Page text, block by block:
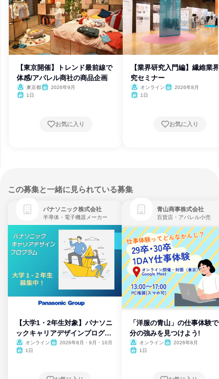
【東京開催】トレンド最前線で
体感/アパレル商社の商品企画
東京都
2026年9月
1日
お気に入り
【業界研究入門編】繊維業
究セミナー
オンライン
2026年8月
1日
お気に入り
この募集と一緒に見られている募集
パナソニック株式会社
半導体・電子機器メーカー
【大学1・2年生対象】パナソニ
ックキャリアデザインプログラ
ム
オンライン
2026年8月・9月・10月
1日
青山商事株式会社
百貨店・アパレル小売
「洋服の青山」の仕事体験
分の強みを見つけよう!
オンライン
2026年8月
1日